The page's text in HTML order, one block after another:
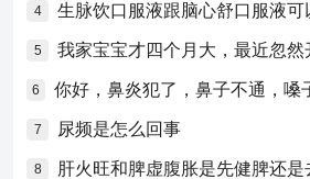
4 生脉饮口服液跟脑心舒口服液可
5 我家宝宝才四个月大，最近忽然
6
7 尿频是怎么回事
8 肝火旺和脾虚腹胀是先健脾还是